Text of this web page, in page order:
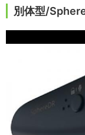
別体型/